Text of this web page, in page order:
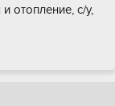
отопление, с/у,